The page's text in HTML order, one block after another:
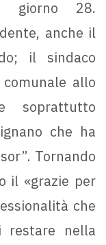
giorno 28.
anche il
il sindaco
allo
soprattutto
che ha
Tornando
il «grazie per
che
restare nella